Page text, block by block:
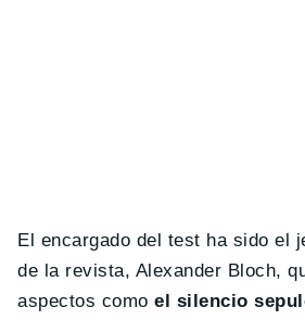
El encargado del test ha sido el
de la revista, Alexander Bloch,
aspectos como el silencio